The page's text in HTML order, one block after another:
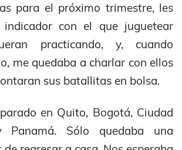
para el próximo trimestre, les
indicador con el que juguetear
practicando, y, cuando
me quedaba a charlar con ellos
sus batallitas en bolsa.
en Quito, Bogotá, Ciudad
Panamá. Sólo quedaba una